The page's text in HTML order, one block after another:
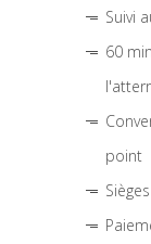
Suivi
60
point